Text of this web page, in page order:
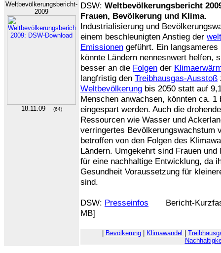
Weltbevölkerungsbericht-
2009
18.11.09 (64)
DSW: Weltbevölkerungsbericht
Frauen, Bevölkerung und Klima.
Industrialisierung und
einem beschleunigten Anstieg der
Emissionen geführt. Ein
könnte Ländern nennesnwert helfen,
besser an die Folgen der
langfristig den Treibhausgas-Ausstoß
Weltbevölkerung bis 2050 statt auf
Menschen anwachsen, könnten ca. 1
eingespart werden. Auch die
Ressourcen wie Wasser und
verringertes Bevölkerungswachstum
betroffen von den Folgen des
Ländern. Umgekehrt sind Frauen
für eine nachhaltige Entwicklung, da
Gesundheit Voraussetzung für
sind.
DSW: Presseinfos Bericht-
MB]
Bevölkerung Klimawandel